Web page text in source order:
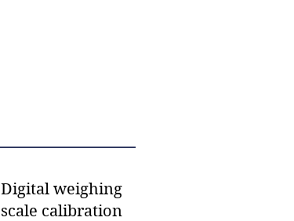
Digital weighing
scale calibration